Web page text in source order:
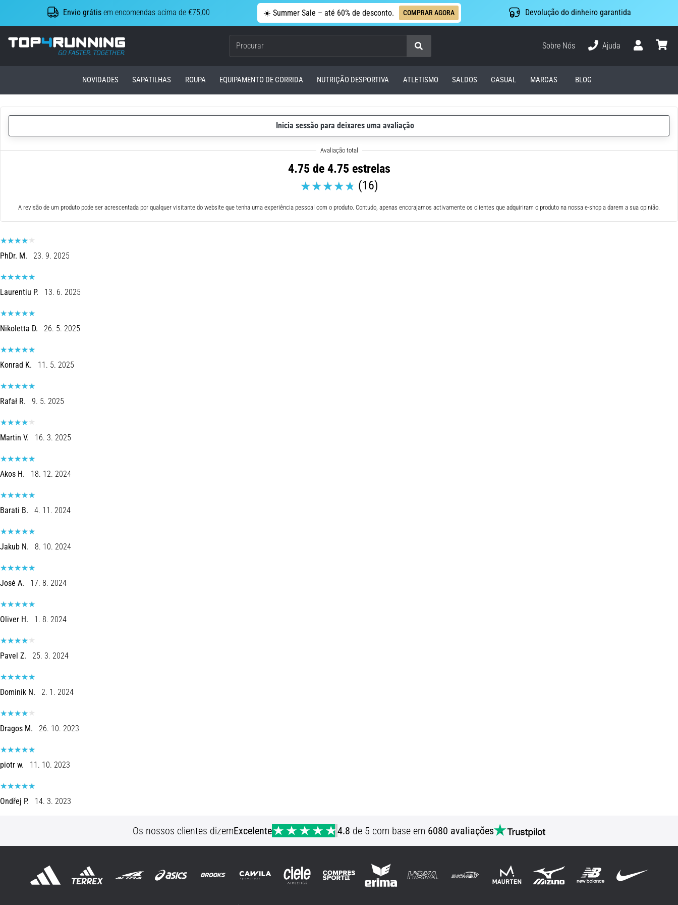
Envio grátis em encomendas acima de €75,00 ☀️ Summer Sale – até 60% de desconto. COMPRAR AGORA Devolução do dinheiro garantida
Top4Running.pt
Procurar
Sobre Nós
Ajuda
NOVIDADES SAPATILHAS ROUPA EQUIPAMENTO DE CORRIDA NUTRIÇÃO DESPORTIVA ATLETISMO SALDOS CASUAL MARCAS BLOG
Inicia sessão para deixares uma avaliação
4.75 de 4.75 estrelas
(16)
A revisão de um produto pode ser acrescentada por qualquer visitante do website que tenha uma experiência pessoal com o produto. Contudo, apenas encorajamos activamente os clientes que adquiriram o produto na nossa e-shop a darem a sua opinião.
PhDr. M. 23. 9. 2025
Laurentiu P. 13. 6. 2025
Nikoletta D. 26. 5. 2025
Konrad K. 11. 5. 2025
Rafał R. 9. 5. 2025
Martin V. 16. 3. 2025
Akos H. 18. 12. 2024
Barati B. 4. 11. 2024
Jakub N. 8. 10. 2024
José A. 17. 8. 2024
Oliver H. 1. 8. 2024
Pavel Z. 25. 3. 2024
Dominik N. 2. 1. 2024
Dragos M. 26. 10. 2023
piotr w. 11. 10. 2023
Ondřej P. 14. 3. 2023
Os nossos clientes dizemExcelente 4.8 de 5 com base em 6080 avaliações